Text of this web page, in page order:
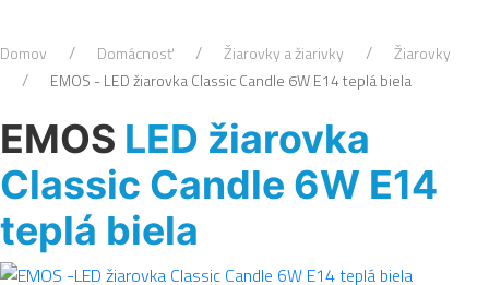
Domov Domácnosť Žiarovky a žiarivky
Žiarovky
EMOS - LED žiarovka Classic Candle 6W E14 teplá biela
EMOS LED žiarovka
Classic Candle 6W E14
teplá biela